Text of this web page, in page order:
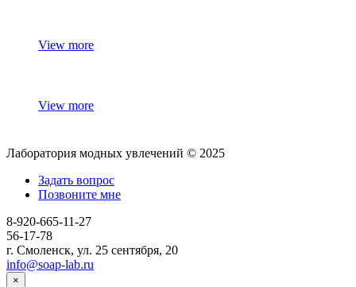
View more
View more
Лаборатория модных увлечений © 2025
Задать вопрос
Позвоните мне
8-920-665-11-27
56-17-78
г. Смоленск, ул. 25 сентября, 20
info@soap-lab.ru
×